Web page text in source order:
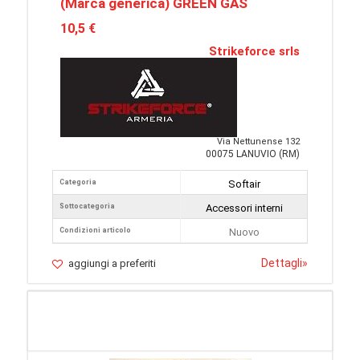
(Marca generica) GREEN GAS
10,5 €
Strikeforce srls
Via Nettunense 132
00075 LANUVIO (RM)
Categoria
Sottocategoria
Condizioni articolo
Softair
Accessori interni
Nuovo
aggiungi a preferiti Dettagli»